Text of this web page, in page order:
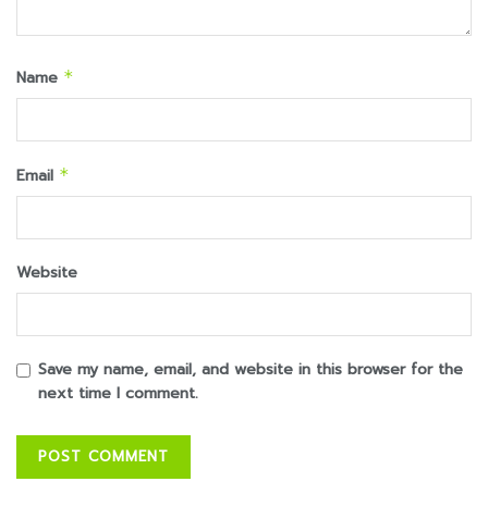
Name *
Email *
Website
Save my name, email, and website in this browser for the
next time I comment.